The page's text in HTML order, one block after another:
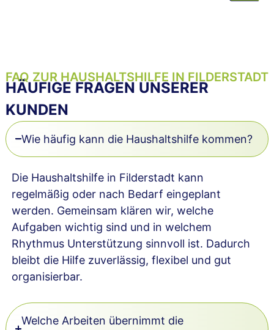
FAQ ZUR HAUSHALTSHILFE IN FILDERSTADT
HÄUFIGE FRAGEN UNSERER
KUNDEN
Wie häufig kann die Haushaltshilfe kommen?
Die Haushaltshilfe in Filderstadt kann
regelmäßig oder nach Bedarf eingeplant
werden. Gemeinsam klären wir, welche
Aufgaben wichtig sind und in welchem
Rhythmus Unterstützung sinnvoll ist. Dadurch
bleibt die Hilfe zuverlässig, flexibel und gut
organisierbar.
Welche Arbeiten übernimmt die